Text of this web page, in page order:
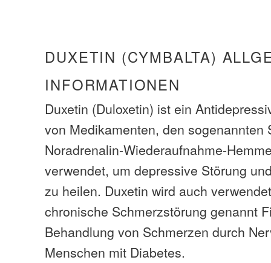
DUXETIN (CYMBALTA)
INFORMATIONEN
Duxetin (Duloxetin) ist ein
von Medikamenten, den sogenannten
Noradrenalin-Wiederaufnahme-
verwendet, um depressive Störung
zu heilen. Duxetin wird auch
chronische Schmerzstörung genannt
Behandlung von Schmerzen durch
Menschen mit Diabetes.